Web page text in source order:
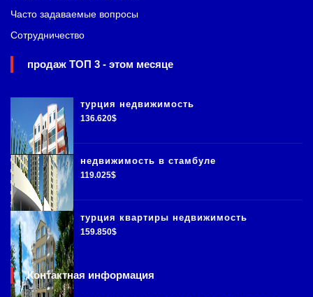
Часто задаваемые вопросы
Сотрудничество
продаж ТОП 3 - этом месяце
турция недвижимость
136.620$
недвижимость в стамбуле
119.025$
турция квартиры недвижимость
159.850$
Контактная информация